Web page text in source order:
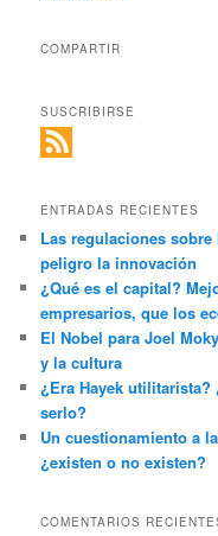
COMPARTIR
SUSCRIBIRSE
ENTRADAS RECIENTES
Las regulaciones
peligro la innovación
¿Qué es el capital?
empresarios, que los
El Nobel para Joel
y la cultura
¿Era Hayek utilitarista?
serlo?
Un cuestionamiento a
¿existen o no existen?
COMENTARIOS